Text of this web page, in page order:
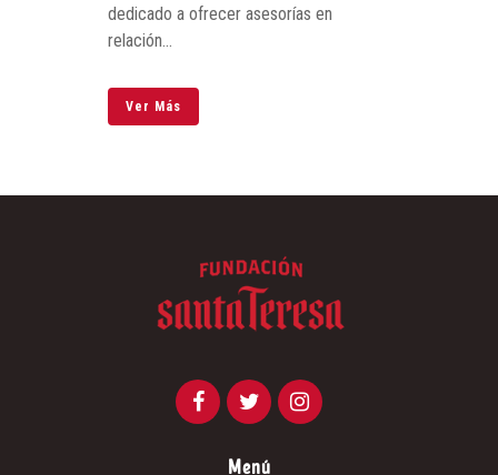
dedicado a ofrecer asesorías en
relación...
Ver Más
Menú